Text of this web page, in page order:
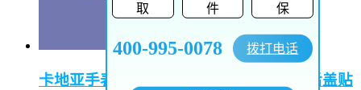
卡地亚手表后盖的膜能撕吗–卡地亚手表后盖贴
取
件
保
400-995-0078 拨打电话